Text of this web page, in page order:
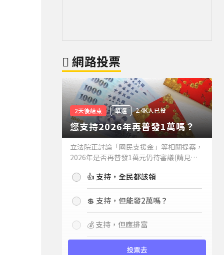
網路投票
2天後結束 單選 2.4K人已投
您支持2026年再普發1萬嗎？
立法院正討論「國民支援金」等相關提案，
2026年是否再普發1萬元仍待審議(請見下
持嗎？👍 支持，全民都該領
💲 支持，但能發2萬嗎？
💰 支持，但應排富
投票去